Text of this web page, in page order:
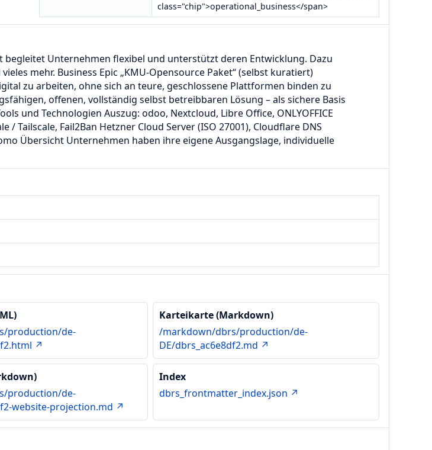
class="chip">operational_business</span>
begleitet Unternehmen flexibel und unterstützt deren Entwicklung. Dazu
mehr. Business Epic „KMU-Opensource Paket“ (selbst kuratiert)
zu arbeiten, ohne sich an teure, geschlossene Plattformen binden zu
offenen, vollständig selbst betreibbaren Lösung – als sichere Basis
und Technologien Auszug: odoo, Nextcloud, Libre Office, ONLYOFFICE
Tailscale, Fail2Ban Hetzner Cloud Server (ISO 27001), Cloudflare DNS
Übersicht Unternehmen haben ihre eigene Ausgangslage, individuelle
production/de-
↗
Karteikarte (Markdown)
/markdown/dbrs/production/de-
DE/dbrs_ac6e8df2.md ↗
production/de-
website-projection.md ↗
Index
dbrs_frontmatter_index.json ↗